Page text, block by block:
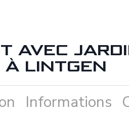
AVEC
À LINTGEN
Informations